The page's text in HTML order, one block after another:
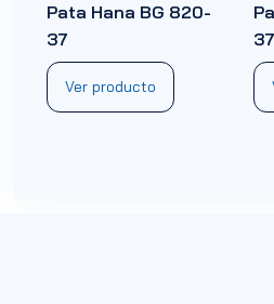
Pata Hana BG 820-
37
Ver producto
37